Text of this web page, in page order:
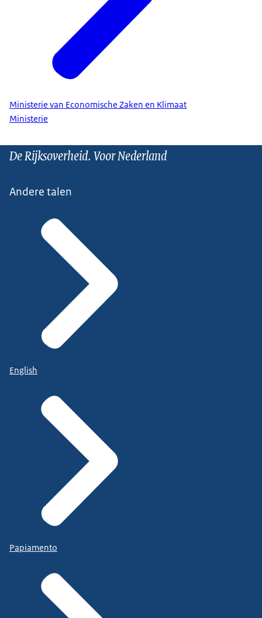
Ministerie van Economische Zaken en Klimaat
Ministerie
De Rijksoverheid. Voor Nederland
Andere talen
English
Papiamento